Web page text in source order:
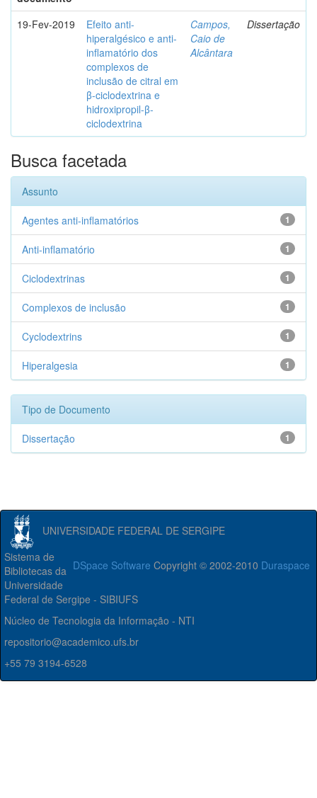
19-Fev-2019
Efeito anti-
hiperalgésico e anti-
inflamatório dos
complexos de
inclusão de citral em
β-ciclodextrina e
hidroxipropil-β-
ciclodextrina
Campos,
Caio de
Alcântara
Dissertação
Busca facetada
Assunto
1
Agentes anti-inflamatórios
1
Anti-inflamatório
1
Ciclodextrinas
1
Complexos de inclusão
1
Cyclodextrins
1
Hiperalgesia
Tipo de Documento
1
Dissertação
UNIVERSIDADE FEDERAL DE SERGIPE
DSpace Software Copyright © 2002-2010 Duraspace
Sistema de
Bibliotecas da
Universidade
Federal de Sergipe - SIBIUFS
Núcleo de Tecnologia da Informação - NTI
repositorio@academico.ufs.br
+55 79 3194-6528